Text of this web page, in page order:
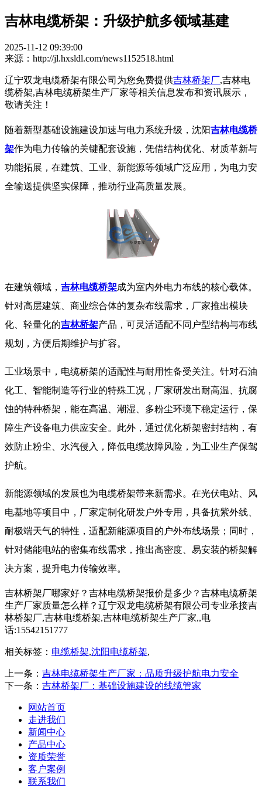
吉林电缆桥架：升级护航多领域基建
2025-11-12 09:39:00
来源：http://jl.hxsldl.com/news1152518.html
辽宁双龙电缆桥架有限公司为您免费提供吉林桥架厂,吉林电
缆桥架,吉林电缆桥架生产厂家等相关信息发布和资讯展示，
敬请关注！
随着新型基础设施建设加速与电力系统升级，沈阳吉林电缆桥
架作为电力传输的关键配套设施，凭借结构优化、材质革新与
功能拓展，在建筑、工业、新能源等领域广泛应用，为电力安
全输送提供坚实保障，推动行业高质量发展。​
在建筑领域， 吉林电缆桥架成为室内外电力布线的核心载体。
针对高层建筑、商业综合体的复杂布线需求，厂家推出模块
化、轻量化的吉林桥架产品，可灵活适配不同户型结构与布线
规划，方便后期维护与扩容。​
工业场景中，电缆桥架的适配性与耐用性备受关注。针对石油
化工、智能制造等行业的特殊工况，厂家研发出耐高温、抗腐
蚀的特种桥架，能在高温、潮湿、多粉尘环境下稳定运行，保
障生产设备电力供应安全。此外，通过优化桥架密封结构，有
效防止粉尘、水汽侵入，降低电缆故障风险，为工业生产保驾
护航。
​ 新能源领域的发展也为电缆桥架带来新需求。在光伏电站、风
电基地等项目中，厂家定制化研发户外专用，具备抗紫外线、
耐极端天气的特性，适配新能源项目的户外布线场景；同时，
针对储能电站的密集布线需求，推出高密度、易安装的桥架解
决方案，提升电力传输效率。
吉林桥架厂哪家好？吉林电缆桥架报价是多少？吉林电缆桥架
生产厂家质量怎么样？辽宁双龙电缆桥架有限公司专业承接吉
林桥架厂,吉林电缆桥架,吉林电缆桥架生产厂家,,电
话:15542151777
相关标签： 电缆桥架,沈阳电缆桥架,
上一条： 吉林电缆桥架生产厂家：品质升级护航电力安全
下一条： 吉林桥架厂：基础设施建设的线缆管家
网站首页
走进我们
新闻中心
产品中心
资质荣誉
客户案例
联系我们